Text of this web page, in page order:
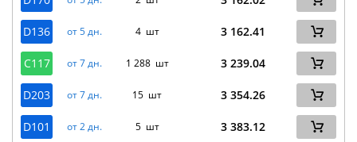
D136 от 5 дн. 4 шт 3 162.41
C117 от 7 дн. 1 288 шт 3 239.04
D203 от 7 дн. 15 шт 3 354.26
D101 от 2 дн. 5 шт 3 383.12